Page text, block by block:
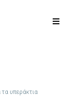
υπεράκτια